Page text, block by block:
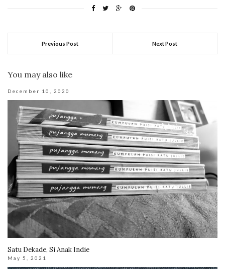
Previous Post Next Post
You may also like
December 10, 2020
Satu Dekade, Si Anak Indie
May 5, 2021